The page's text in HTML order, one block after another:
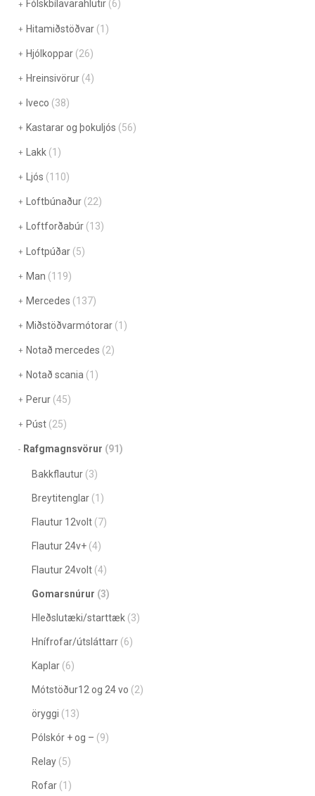
Fólskbílavarahlutir (6)
Hitamiðstöðvar (1)
Hjólkoppar (26)
Hreinsivörur (4)
Iveco (38)
Kastarar og þokuljós (56)
Lakk (1)
Ljós (110)
Loftbúnaður (22)
Loftforðabúr (13)
Loftpúðar (5)
Man (119)
Mercedes (137)
Miðstöðvarmótorar (1)
Notað mercedes (2)
Notað scania (1)
Perur (45)
Púst (25)
Rafgmagnsvörur (91)
Bakkflautur (3)
Breytitenglar (1)
Flautur 12volt (7)
Flautur 24v+ (4)
Flautur 24volt (4)
Gomarsnúrur (3)
Hleðslutæki/starttæk (3)
Hnífrofar/útsláttarr (6)
Kaplar (6)
Mótstöður12 og 24 vo (2)
öryggi (13)
Pólskór + og – (9)
Relay (5)
Rofar (1)